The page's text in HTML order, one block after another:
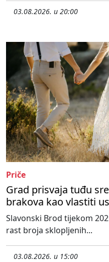
03.08.2026. u 20:00
Priče
Grad prisvaja tuđu
brakova kao vlastiti
Slavonski Brod tijekom
rast broja sklopljenih...
03.08.2026. u 15:00